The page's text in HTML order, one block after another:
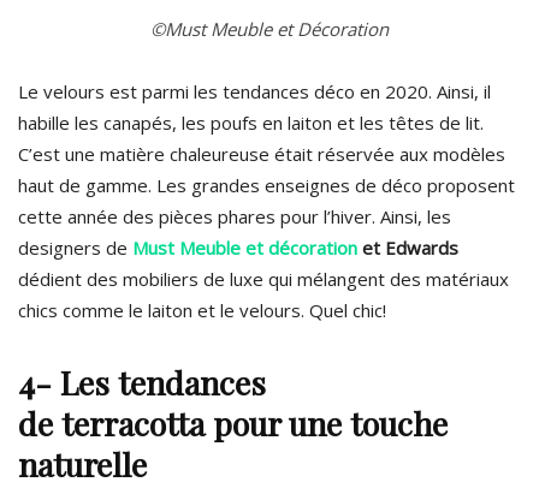
©Must Meuble et Décoration
Le velours est parmi les tendances déco en 2020. Ainsi, il
habille les canapés, les poufs en laiton et les têtes de lit.
C’est une matière chaleureuse était réservée aux modèles
haut de gamme. Les grandes enseignes de déco proposent
cette année des pièces phares pour l’hiver. Ainsi, les
designers de Must Meuble et décoration et Edwards
dédient des mobiliers de luxe qui mélangent des matériaux
chics comme le laiton et le velours. Quel chic!
4- Les tendances
deterracottapour une touche
naturelle